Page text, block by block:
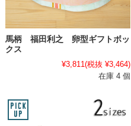
馬柄 福田利之 卵型ギフトボッ
クス
¥3,811(税抜 ¥3,464)
在庫 4 個